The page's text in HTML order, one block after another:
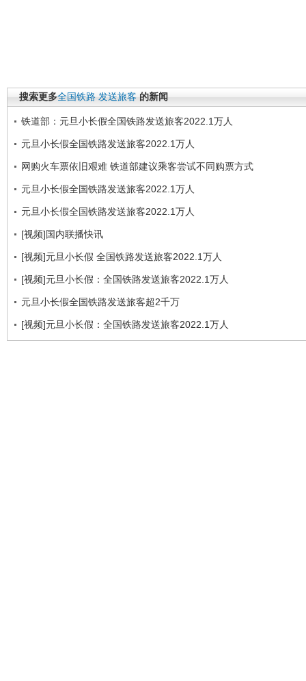
搜索更多全国铁路 发送旅客 的新闻
铁道部：元旦小长假全国铁路发送旅客2022.1万人
元旦小长假全国铁路发送旅客2022.1万人
网购火车票依旧艰难 铁道部建议乘客尝试不同购票方式
元旦小长假全国铁路发送旅客2022.1万人
元旦小长假全国铁路发送旅客2022.1万人
[视频]国内联播快讯
[视频]元旦小长假 全国铁路发送旅客2022.1万人
[视频]元旦小长假：全国铁路发送旅客2022.1万人
元旦小长假全国铁路发送旅客超2千万
[视频]元旦小长假：全国铁路发送旅客2022.1万人